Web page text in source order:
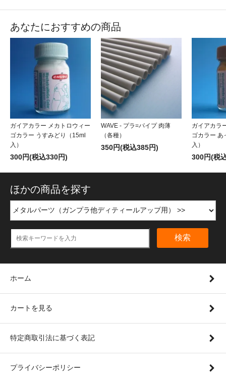
あなたにおすすめの商品
ガイアカラー メカトロウィー
ゴカラー うすみどり（15ml
入）
300円(税込330円)
WAVE - プラ=パイプ 肉薄
（各種）
350円(税込385円)
ガイアカラ
ゴカラー あ
入）
300円(税
ほかの商品を探す
検索
ホーム
カートを見る
特定商取引法に基づく表記
プライバシーポリシー